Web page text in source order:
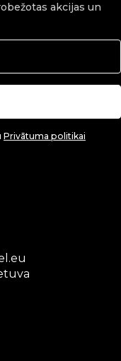
akcijas un
Privātuma politikai